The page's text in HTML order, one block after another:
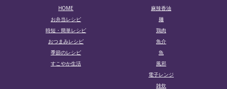
HOME
お弁当レシピ
時短・簡単レシピ
おつまみレシピ
季節のレシピ
すこやか生活
麻辣香油
麺
鶏肉
魚介
魚
風邪
電子レンジ
雑炊